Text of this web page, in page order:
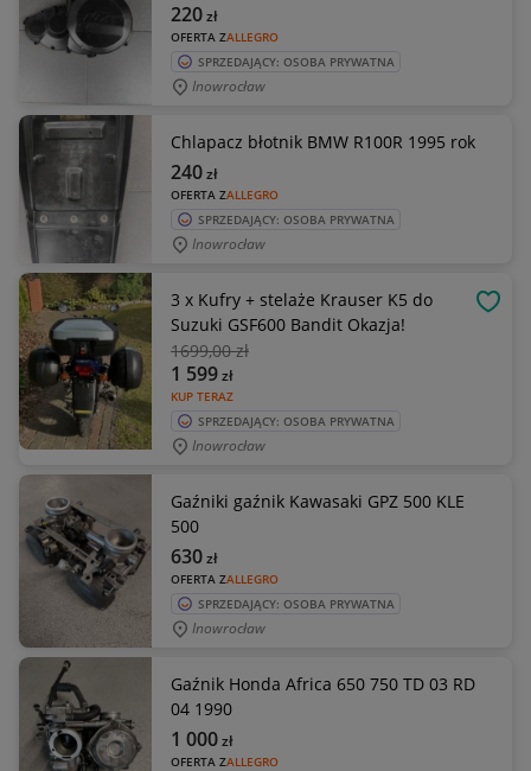
OFERTA ZALLEGRO
220zł
SPRZEDAJĄCY: OSOBA PRYWATNA
Inowrocław
Chlapacz błotnik BMW R100R 1995 rok
OFERTA ZALLEGRO
240zł
SPRZEDAJĄCY: OSOBA PRYWATNA
Inowrocław
3 x Kufry + stelaże Krauser K5 do
Suzuki GSF600 Bandit Okazja!
1699,00 zł
KUP TERAZ
1 599zł
SPRZEDAJĄCY: OSOBA PRYWATNA
Inowrocław
Gaźniki gaźnik Kawasaki GPZ 500 KLE
500
OFERTA ZALLEGRO
630zł
SPRZEDAJĄCY: OSOBA PRYWATNA
Inowrocław
Gaźnik Honda Africa 650 750 TD 03 RD
04 1990
OFERTA ZALLEGRO
1 000zł